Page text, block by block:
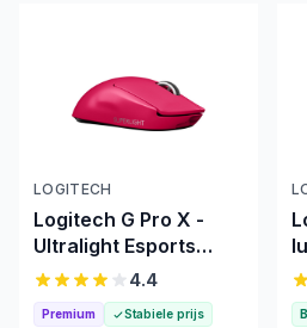
LOGITECH
Logitech G Pro X -
Ultralight Esports
Muis
4.4
Premium Stabiele prijs